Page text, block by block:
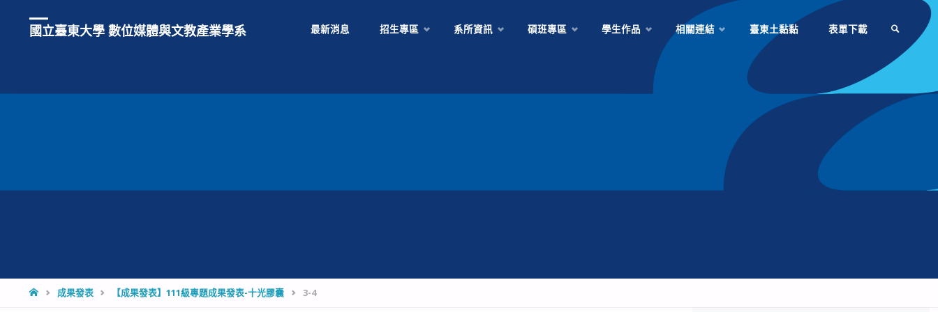
國立臺東大學 數位媒體與文教產業學系 最新消息 招生專區 系所資訊 碩班專區 學生作品 相關連結 臺東土黏黏 表單下載
HOME成果發表 【成果發表】111級專題成果發表-十光膠囊 3-4